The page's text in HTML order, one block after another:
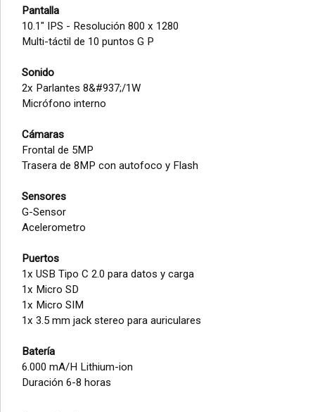
Pantalla
10.1" IPS - Resolución 800 x 1280
Multi-táctil de 10 puntos G P
Sonido
2x Parlantes 8&#937;/1W
Micrófono interno
Cámaras
Frontal de 5MP
Trasera de 8MP con autofoco y Flash
Sensores
G-Sensor
Acelerometro
Puertos
1x USB Tipo C 2.0 para datos y carga
1x Micro SD
1x Micro SIM
1x 3.5 mm jack stereo para auriculares
Batería
6.000 mA/H Lithium-ion
Duración 6-8 horas